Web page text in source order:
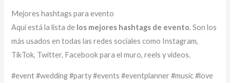
Mejores hashtags para evento
Aquí está la lista de los mejores hashtags de evento.Son los
más usados en todas las redes sociales como Instagram,
TikTok, Twitter, Facebook para el muro, reels y videos.
#event #wedding #party #events #eventplanner #music #love